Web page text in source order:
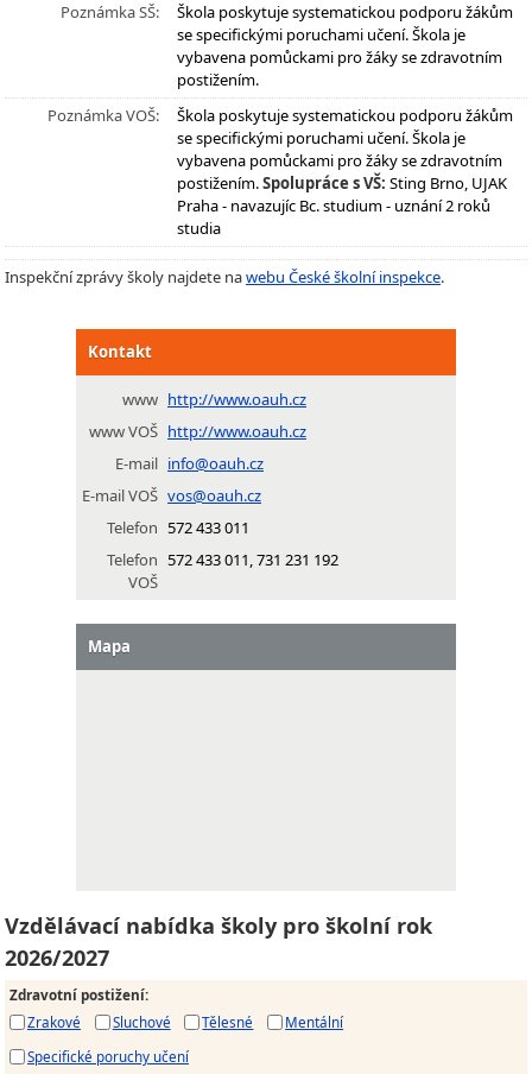
Poznámka SŠ:
Škola poskytuje systematickou podporu žákům
se specifickými poruchami učení. Škola je
vybavena pomůckami pro žáky se zdravotním
postižením.
Poznámka VOŠ:
Škola poskytuje systematickou podporu žákům
se specifickými poruchami učení. Škola je
vybavena pomůckami pro žáky se zdravotním
postižením.Spolupráce s VŠ: Sting Brno, UJAK
Praha - navazujíc Bc. studium - uznání 2 roků
studia
Inspekční zprávy školy najdete nawebu České školní inspekce.
Kontakt
www http://www.oauh.cz
www VOŠ http://www.oauh.cz
E-mail info@oauh.cz
E-mail VOŠ vos@oauh.cz
Telefon 572 433 011
Telefon
VOŠ
572 433 011, 731 231 192
Mapa
Vzdělávací nabídka školy pro školní rok
2026/2027
Zdravotní postižení:
Zrakové
Sluchové Tělesné
Mentální
Specifické poruchy učení